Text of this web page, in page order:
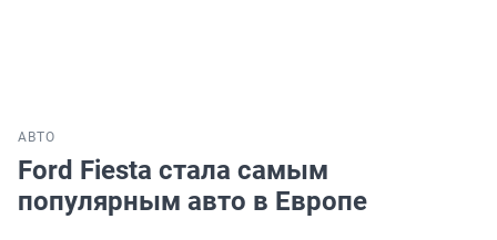
АВТО
Ford Fiesta стала самым
популярным авто в Европе